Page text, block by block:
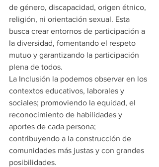
de género, discapacidad, origen étnico,
religión, ni orientación sexual. Esta
busca crear entornos de participación a
la diversidad, fomentando el respeto
mutuo y garantizando la participación
plena de todos.
La Inclusión la podemos observar en los
contextos educativos, laborales y
sociales; promoviendo la equidad, el
reconocimiento de habilidades y
aportes de cada persona;
contribuyendo a la construcción de
comunidades más justas y con grandes
posibilidades.